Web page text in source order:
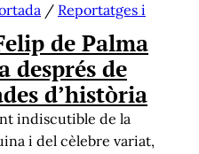
/ Reportatges i
de Palma
després de
d’història
indiscutible de la
i del cèlebre variat,